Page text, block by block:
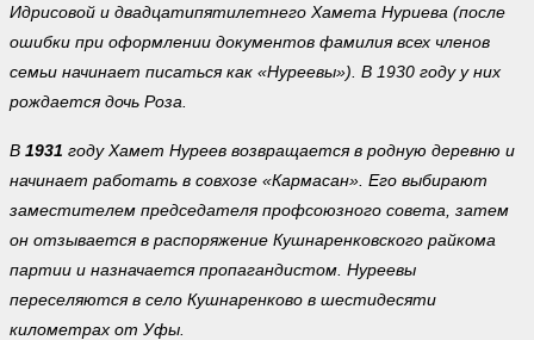
Идрисовой и двадцатипятилетнего Хамета Нуриева (после
ошибки при оформлении документов фамилия всех членов
семьи начинает писаться как «Нуреевы»). В 1930 году у них
рождается дочь Роза.
В 1931 году Хамет Нуреев возвращается в родную деревню и
начинает работать в совхозе «Кармасан». Его выбирают
заместителем председателя профсоюзного совета, затем
он отзывается в распоряжение Кушнаренковского райкома
партии и назначается пропагандистом. Нуреевы
переселяются в село Кушнаренково в шестидесяти
километрах от Уфы.